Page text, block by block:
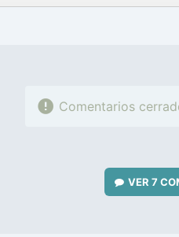
FACEBOOK
TWITTERFLIPBOARD
E-
Comentarios
VER7